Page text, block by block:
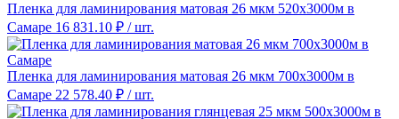
Пленка для ламинирования матовая 26 мкм 520х3000м в
Самаре 16 831.10 ₽ / шт.
Пленка для ламинирования матовая 26 мкм 700х3000м в
Самаре 22 578.40 ₽ / шт.